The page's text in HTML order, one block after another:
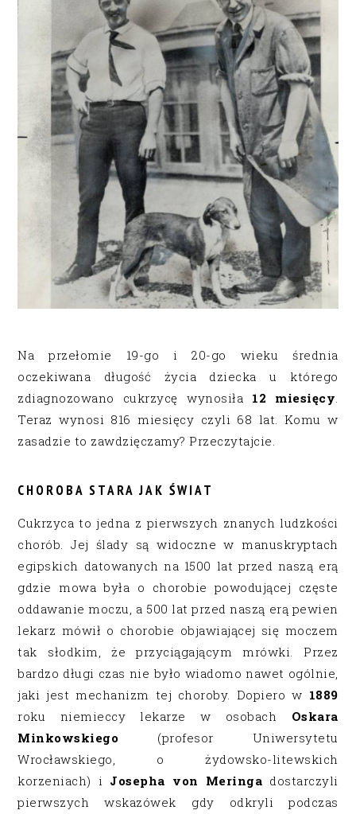
Na przełomie 19-go i 20-go wieku średnia
oczekiwana długość życia dziecka u którego
zdiagnozowano cukrzycę wynosiła 12 miesięcy
Teraz wynosi 816 miesięcy czyli 68 lat. Komu w
zasadzie to zawdzięczamy? Przeczytajcie.
CHOROBA STARA JAK ŚWIAT
Cukrzyca to jedna z pierwszych znanych ludzkości
chorób. Jej ślady są widoczne w manuskryptach
egipskich datowanych na 1500 lat przed naszą erą
gdzie mowa była o chorobie powodującej częste
oddawanie moczu, a 500 lat przed naszą erą pewien
lekarz mówił o chorobie objawiającej się moczem
tak słodkim, że przyciągającym mrówki. Przez
bardzo długi czas nie było wiadomo nawet ogólnie,
jaki jest mechanizm tej choroby. Dopiero w 1889
roku niemieccy lekarze w osobach Oskara
Minkowskiego (profesor Uniwersytetu
Wrocławskiego, o żydowsko-litewskich
korzeniach) i Josepha von Meringa dostarczyli
pierwszych wskazówek gdy odkryli podczas